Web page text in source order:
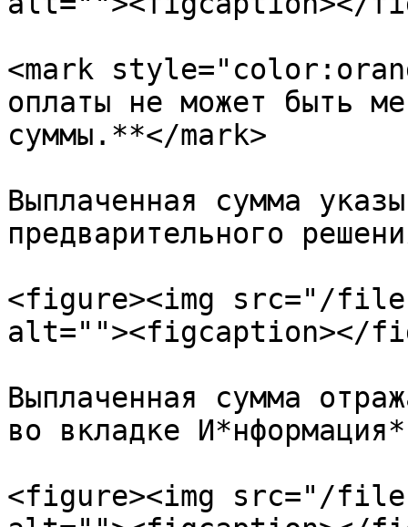
<mark
оплаты не может быть
суммы.**</mark>
Выплаченная сумма
предварительного
<figure><img src="/files/
alt=""><figcaption></
Выплаченная сумма
во вкладке
<figure><img src="/files/